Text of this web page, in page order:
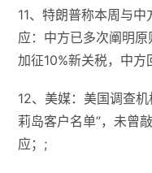
11、特朗普称本周与
应：中方已多次阐明
加征10%新关税，中
12、美媒：美国调查
莉岛客户名单”，未曾
应；;